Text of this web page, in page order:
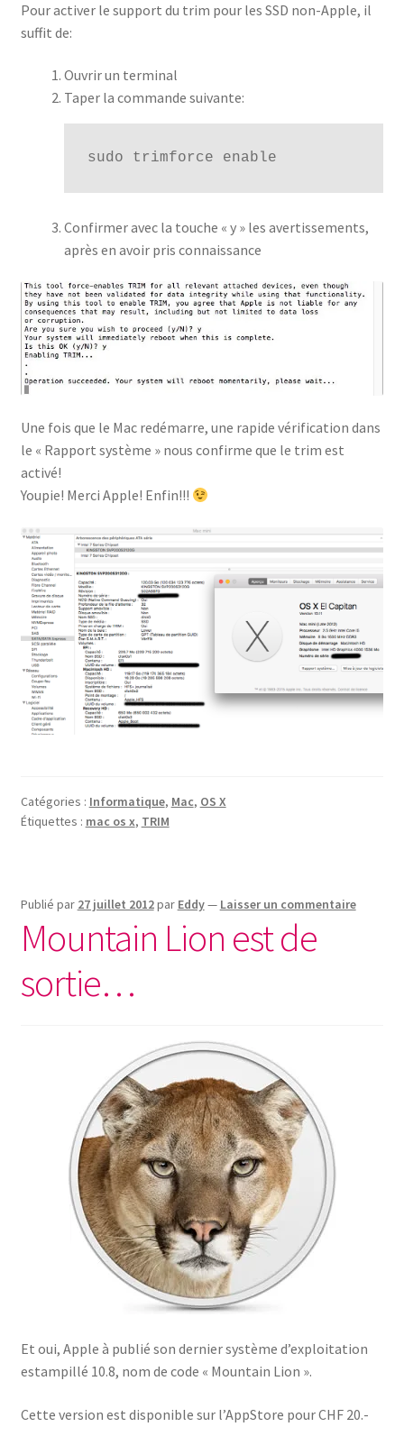
Pour activer le support du trim pour les SSD non-Apple, il
suffit de:
Ouvrir un terminal
Taper la commande suivante:
sudo trimforce enable
Confirmer avec la touche « y » les avertissements,
après en avoir pris connaissance
Une fois que le Mac redémarre, une rapide vérification dans
le « Rapport système » nous confirme que le trim est
activé!
Youpie! Merci Apple! Enfin!!!
Catégories : Informatique, Mac, OS X
Étiquettes : mac os x, TRIM
Publié par 27 juillet 2012par Eddy— Laisser un commentaire
Mountain Lion est de
sortie…
Et oui, Apple à publié son dernier système d’exploitation
estampillé 10.8, nom de code « Mountain Lion ».
Cette version est disponible sur l’AppStore pour CHF 20.-